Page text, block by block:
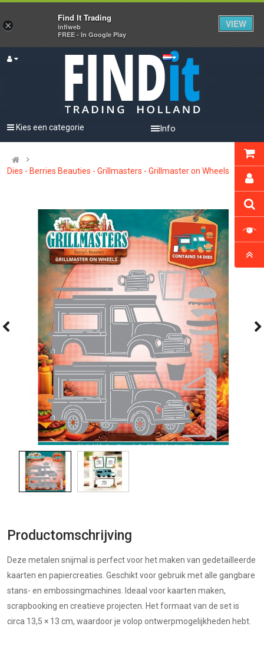
Info
Kies een categorie
Dies - Berries Beauties - Grillmasters - Grillmaster on Wheels
Productomschrijving
Deze metalen snijmal is perfect voor het maken van gedetailleerde
kaarten en papiercreaties. Geschikt voor gebruik met alle gangbare
stans- en embossingmachines. Ideaal voor kaarten maken,
scrapbooking en creatieve projecten. Het formaat van de set is
circa 13,5 × 13 cm, waardoor je volop ontwerpmogelijkheden hebt.
×
Find It Trading
infiweb
FREE - In Google Play
VIEW